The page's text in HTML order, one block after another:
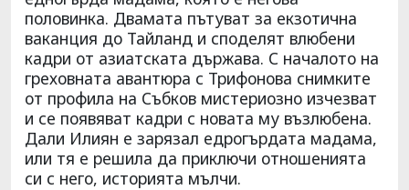
половинка. Двамата пътуват за екзотична
ваканция до Тайланд и споделят влюбени
кадри от азиатската държава. С началото на
греховната авантюра с Трифонова снимките
от профила на Събков мистериозно изчезват
и се появяват кадри с новата му възлюбена.
Дали Илиян е зарязал едрогърдата мадама,
или тя е решила да приключи отношенията
си с него, историята мълчи.